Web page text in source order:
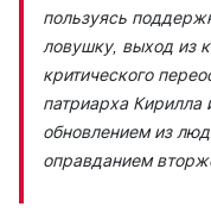
пользуясь
ловушку, выход из
критического
патриарха Кирилла
обновлением из
оправданием